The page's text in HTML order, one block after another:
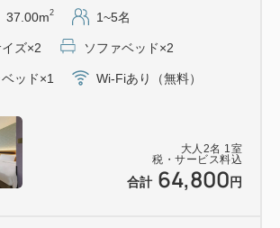
。
選びいただけます。
ご希望のものをお渡しできない場合
めご了承ください。
22.5cm／横：約15cm）
場合も、御朱印帳袋は１名様お１つ
大人 2名 1 室
税・サービス料込
合計 64,800 円
37.00m2 1~5名
ズ×2 ソファベッド×2
ッド×1 Wi-Fiあり（無料）